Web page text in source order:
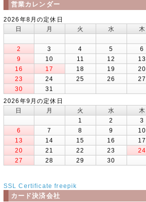
営業カレンダー
2026年8月の定休日
日
月 火 水 木
2
3 4 5 6
9
10 11 12 13
16
17 18 19 20
23
24 25 26 27
30
31
2026年9月の定休日
日
月 火 水 木
1
2 3
6
7 8 9 10
13
14 15 16 17
20
21 22 23 24
27
28 29
30
SSL Certificate freepik
カード決済会社